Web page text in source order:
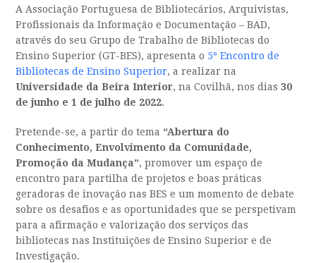
A Associação Portuguesa de Bibliotecários, Arquivistas,
Profissionais da Informação e Documentação – BAD,
através do seu Grupo de Trabalho de Bibliotecas do
Ensino Superior (GT-BES), apresenta o 5º Encontro de
Bibliotecas de Ensino Superior, a realizar na
Universidade da Beira Interior, na Covilhã, nos dias30
de junho e 1 de julho de 2022.
Pretende-se, a partir do tema “Abertura do
Conhecimento, Envolvimento da Comunidade,
Promoção da Mudança”, promover um espaço de
encontro para partilha de projetos e boas práticas
geradoras de inovação nas BES e um momento de debate
sobre os desafios e as oportunidades que se perspetivam
para a afirmação e valorização dos serviços das
bibliotecas nas Instituições de Ensino Superior e de
Investigação.